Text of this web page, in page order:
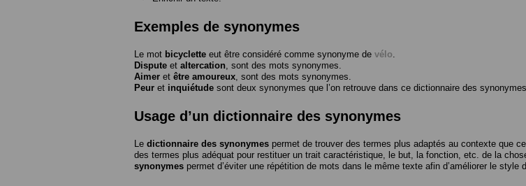
Exemples de synonymes
Le mot bicyclette eut être considéré comme synonyme de vélo.
Dispute et altercation, sont des mots synonymes.
Aimer et être amoureux, sont des mots synonymes.
Peur et inquiétude sont deux synonymes que l’on retrouve dans ce dictionnaire des
Usage d’un dictionnaire des synonymes
Le dictionnaire des synonymes permet de trouver des termes plus adaptés au contexte que
des termes plus adéquat pour restituer un trait caractéristique, le but, la fonction, etc. de la
synonymes permet d’éviter une répétition de mots dans le même texte afin d’améliorer le style